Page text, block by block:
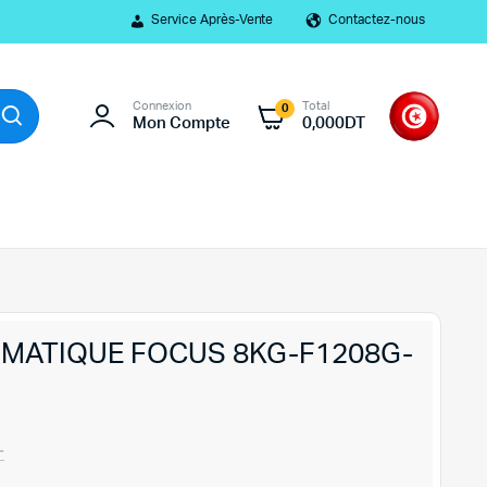
Service Après-Vente Contactez-nous
Connexion
Mon Compte
0 Total
0,000 DT
FOCUS 8KG-F1208G-